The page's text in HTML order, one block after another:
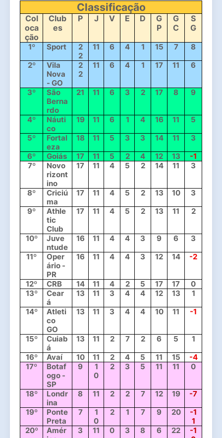
Classificação
Col
oca
ção
Club
es
P J V E D
G
P
G
C
S
G
1º Sport
2
2
11 6 4 1 15 7 8
2º
Vila
Nova
- GO
2
2
11 6 4 1 17 11 6
3º
São
Berna
rdo
21 11 6 3 2 17 8 9
4º
Náuti
co
19 11 6 1 4 16 11 5
5º
Fortal
eza
18 11 5 3 3 14 11 3
6º Goiás 17 11 5 2 4 12 13
-1
7º
Novo
rizont
ino
17 11 4 5 2 14 11 3
8º
Criciú
ma
17 11 4 5 2 13 10 3
9º
Athle
tic
Club
17 11 4 5 2 13 11 2
10º
Juve
ntude
16 11 4 4 3 9 6 3
11º
Oper
ário -
PR
16 11 4 4 3 12 14 -2
12º CRB 14 11 4 2 5 17 17
0
13º
Cear
á
13 11 3 4 4 12 13 1
14º
Atleti
co
GO
13 11 3 4 4 10 11 -1
15º
Cuiab
á
13 11 2 7 2 6 5 1
16º Avaí 10 11 2 4 5 11 15
-4
17º
Botaf
ogo -
SP
9
1
0
2 3 5 11 11 0
18º
Londr
ina
8 11 2 2 7 12 19 -7
19º
Ponte
Preta
7
1
0
2 1 7 9 20
-1
1
20º
Amér
3 11 0 3 8 6 22
-1